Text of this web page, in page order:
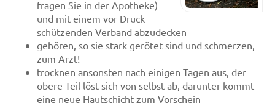
fragen Sie in der Apotheke)
und mit einem vor Druck
schützenden Verband abzudecken
gehören, so sie stark gerötet sind und schmerzen,
zum Arzt!
trocknen ansonsten nach einigen Tagen aus, der
obere Teil löst sich von selbst ab, darunter kommt
eine neue Hautschicht zum Vorschein